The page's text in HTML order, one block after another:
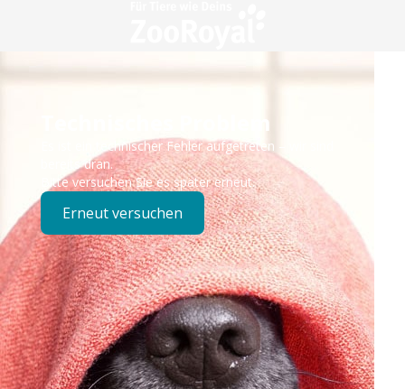
Technisches Problem
Es ist ein technischer Fehler aufgetreten – wir sind
bereits dran.
Bitte versuchen Sie es später erneut.
Erneut versuchen